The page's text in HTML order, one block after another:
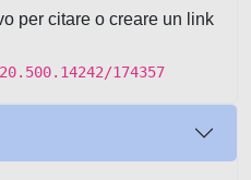
per citare o creare un link
174357